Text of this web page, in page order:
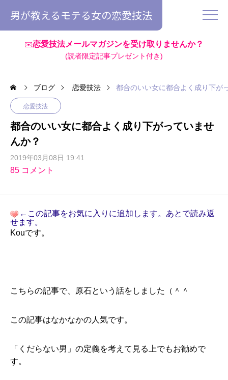
男が教えるモテる女の恋愛技法
✉️恋愛技法メールマガジンを受け取りませんか？
(読者限定記事プレゼント付き)
ブログ 恋愛技法 都合のいい女に都合よく成り下が
恋愛技法
都合のいい女に都合よく成り下がっていませ
んか？
2019年03月08日 19:41
85 コメント
←この記事をお気に入りに追加します。あとで読み返
せます。
Kouです。
こちらの記事で、原石という話をしました（＾＾
この記事はなかなかの人気です。
「くだらない男」の定義を考えて見る上でもお勧めで
す。